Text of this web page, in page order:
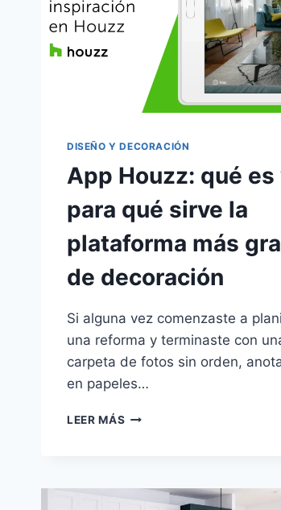
DISEÑO Y DECORACIÓN
App Houzz: qué es
para qué sirve la
plataforma más
de decoración
Si alguna vez comenzaste a
una reforma y terminaste con
carpeta de fotos sin orden,
en papeles…
LEER MÁS APP